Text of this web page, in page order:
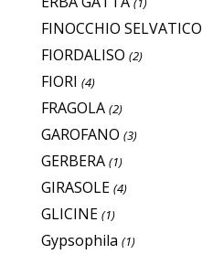
FINOCCHIO SELVATICO
FIORDALISO (2)
FIORI (4)
FRAGOLA (2)
GAROFANO (3)
GERBERA (1)
GIRASOLE (4)
GLICINE (1)
Gypsophila (1)